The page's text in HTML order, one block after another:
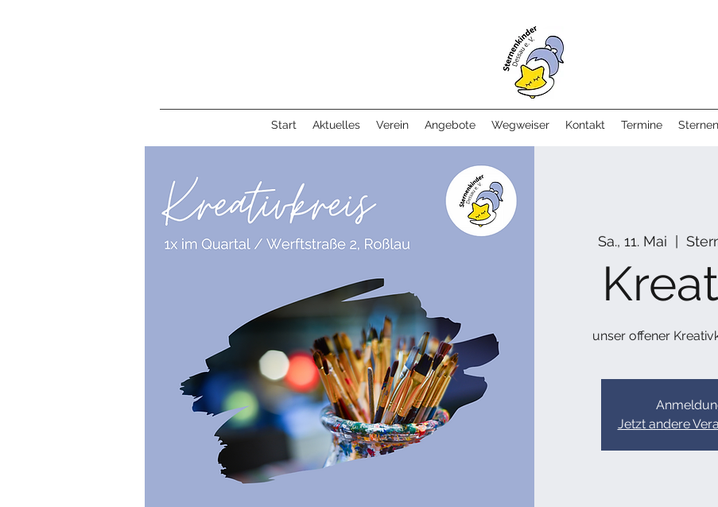
Start Aktuelles Verein Angebote Wegweiser Kontakt Termine
Sa., 11. Mai
unser offener
Jetzt andere